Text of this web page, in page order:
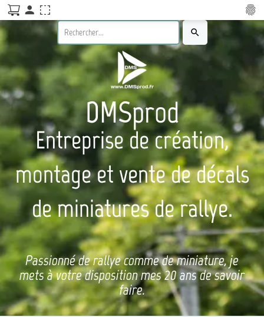
search
DMSprod
Entreprise de création,
montage et vente de décals
de miniatures de rallye.
Passionné de rallye comme de miniature, je
mets à votre disposition mes 20 ans de savoir
faire.
fingerprint
person